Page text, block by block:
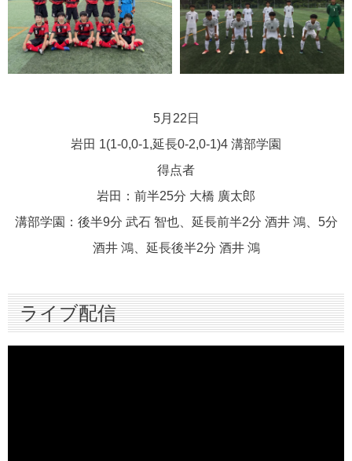
5月22日
岩田 1(1-0,0-1,延長0-2,0-1)4 溝部学園
得点者
岩田：前半25分 大橋 廣太郎
溝部学園：後半9分 武石 智也、延長前半2分 酒井 鴻、5分
酒井 鴻、延長後半2分 酒井 鴻
ライブ配信